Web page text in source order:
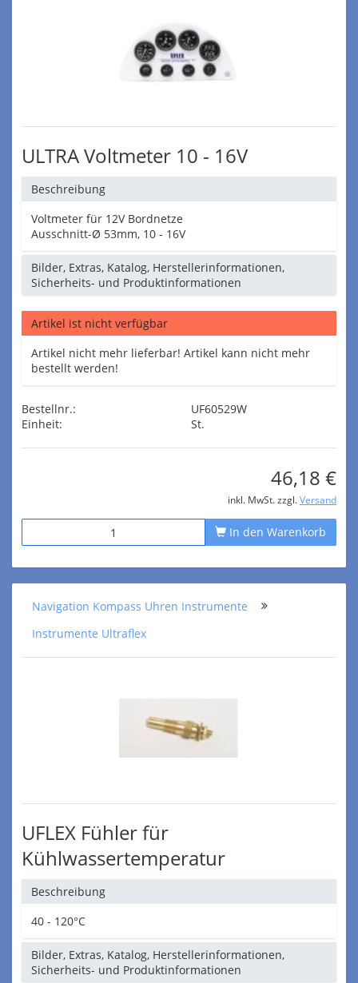
ULTRA Voltmeter 10 - 16V
Beschreibung
Voltmeter für 12V Bordnetze
Ausschnitt-Ø 53mm, 10 - 16V
Bilder, Extras, Katalog, Herstellerinformationen,
Sicherheits- und Produktinformationen
Artikel ist nicht verfügbar
Artikel nicht mehr lieferbar! Artikel kann nicht mehr
bestellt werden!
Bestellnr.:
UF60529W
Einheit:
St.
46,18 €
inkl. MwSt. zzgl. Versand
In den Warenkorb
Navigation Kompass Uhren Instrumente
Instrumente Ultraflex
UFLEX Fühler für
Kühlwassertemperatur
Beschreibung
40 - 120°C
Bilder, Extras, Katalog, Herstellerinformationen,
Sicherheits- und Produktinformationen